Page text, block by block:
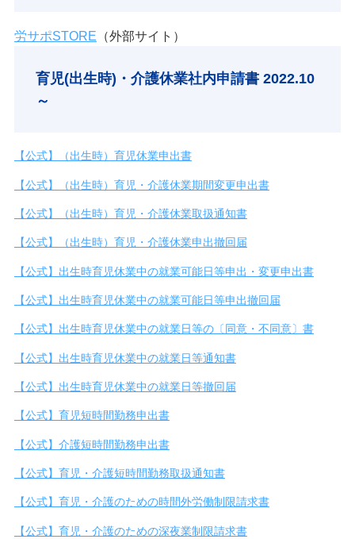
労サポSTORE （外部サイト）
育児(出生時)・介護休業社内申請書 2022.10
～
【公式】（出生時）育児休業申出書
【公式】（出生時）育児・介護休業期間変更申出書
【公式】（出生時）育児・介護休業取扱通知書
【公式】（出生時）育児・介護休業申出撤回届
【公式】出生時育児休業中の就業可能日等申出・変更申出書
【公式】出生時育児休業中の就業可能日等申出撤回届
【公式】出生時育児休業中の就業日等の〔同意・不同意〕書
【公式】出生時育児休業中の就業日等通知書
【公式】出生時育児休業中の就業日等撤回届
【公式】育児短時間勤務申出書
【公式】介護短時間勤務申出書
【公式】育児・介護短時間勤務取扱通知書
【公式】育児・介護のための時間外労働制限請求書
【公式】育児・介護のための深夜業制限請求書